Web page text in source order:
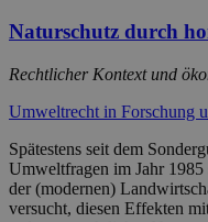
Naturschutz durch
Rechtlicher Kontext und
Umweltrecht in Forschung
Spätestens seit dem
Umweltfragen im Jahr
der (modernen)
versucht, diesen Effekten